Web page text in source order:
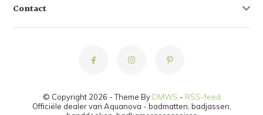
Contact
© Copyright 2026 - Theme By DMWS - RSS-feed
Officiële dealer van Aquanova - badmatten, badjassen,